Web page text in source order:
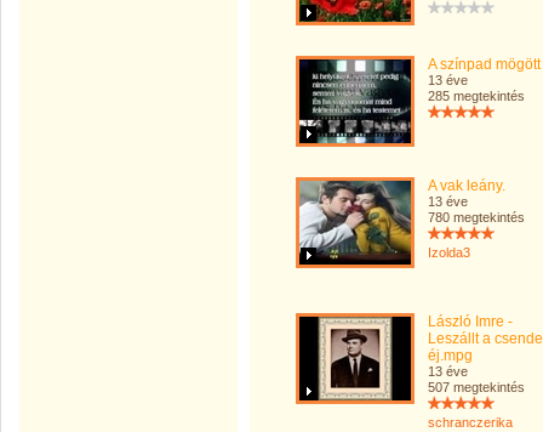
A színpad mögött
13 éve
285 megtekintés
A vak leány.
13 éve
780 megtekintés
Izolda3
László Imre -
Leszállt a
éj.mpg
13 éve
507 megtekintés
schranczerika